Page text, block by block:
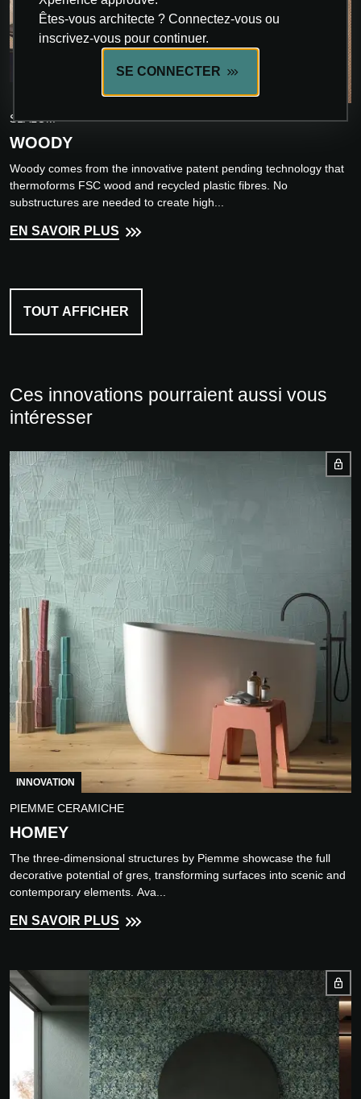
Êtes-vous architecte ? Connectez-vous ou
inscrivez-vous pour continuer.
SE CONNECTER
SLALOM
WOODY
Woody comes from the innovative patent pending technology that
thermoforms FSC wood and recycled plastic fibres. No
substructures are needed to create high...
EN SAVOIR PLUS
TOUT AFFICHER
Ces innovations pourraient aussi vous
intéresser
INNOVATION
PIEMME CERAMICHE
HOMEY
The three-dimensional structures by Piemme showcase the full
decorative potential of gres, transforming surfaces into scenic and
contemporary elements. Ava...
EN SAVOIR PLUS